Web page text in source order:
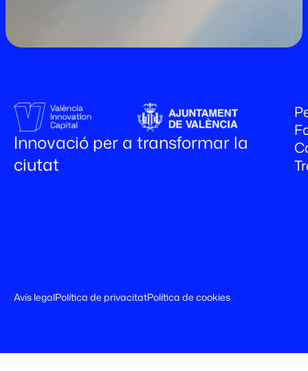
Innovació per a transformar la
ciutat
Avís legalPolítica de privacitatPolítica de cookies